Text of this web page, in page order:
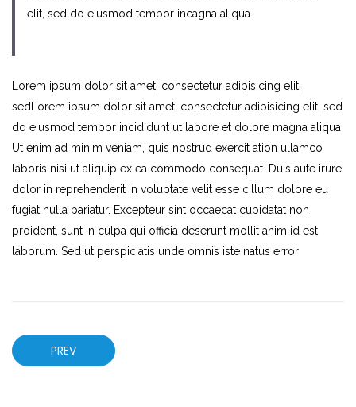
elit, sed do eiusmod tempor incagna aliqua.
Lorem ipsum dolor sit amet, consectetur adipisicing elit,
sedLorem ipsum dolor sit amet, consectetur adipisicing elit, sed
do eiusmod tempor incididunt ut labore et dolore magna aliqua.
Ut enim ad minim veniam, quis nostrud exercit ation ullamco
laboris nisi ut aliquip ex ea commodo consequat. Duis aute irure
dolor in reprehenderit in voluptate velit esse cillum dolore eu
fugiat nulla pariatur. Excepteur sint occaecat cupidatat non
proident, sunt in culpa qui officia deserunt mollit anim id est
laborum. Sed ut perspiciatis unde omnis iste natus error
PREV